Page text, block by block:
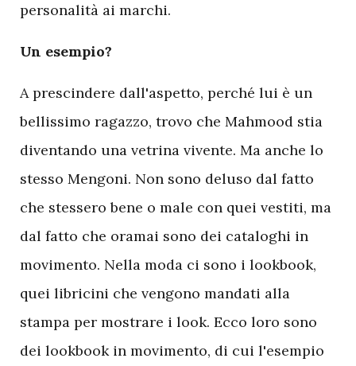
personalità ai marchi.
Un esempio?
A prescindere dall'aspetto, perché lui è un
bellissimo ragazzo, trovo che Mahmood stia
diventando una vetrina vivente. Ma anche lo
stesso Mengoni. Non sono deluso dal fatto
che stessero bene o male con quei vestiti, ma
dal fatto che oramai sono dei cataloghi in
movimento. Nella moda ci sono i lookbook,
quei libricini che vengono mandati alla
stampa per mostrare i look. Ecco loro sono
dei lookbook in movimento, di cui l'esempio